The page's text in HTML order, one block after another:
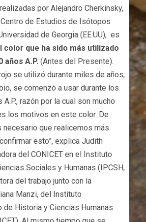
por Alejandro Cherkinsky,
de Estudios de Isótopos
de Georgia (EE.UU), es
color que ha sido más utilizado
años A.P. (Antes del Presente).
se utilizó durante miles de años,
se comenzó a usar durante los
razón por la cual son mucho
los motivos en este color. De
que realicemos más
esto”, explica Judith
del CONICET en el Instituto
Sociales y Humanas (IPCSH,
del trabajo junto con la
Manzi, del Instituto
Historia y Ciencias Humanas